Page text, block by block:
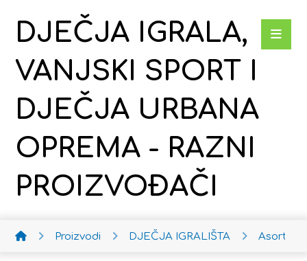
DJEČJA IGRALA,
VANJSKI SPORT I
DJEČJA URBANA
OPREMA - RAZNI
PROIZVOĐAČI
Proizvodi DJEČJA IGRALIŠTA